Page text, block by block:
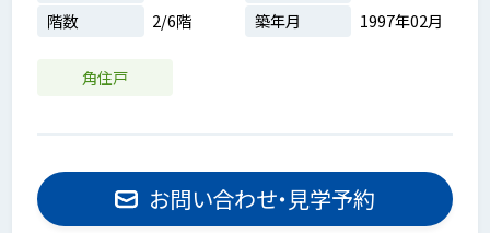
階数
2/6階 築年月 1997年02月
角住戸
お問い合わせ・見学予約